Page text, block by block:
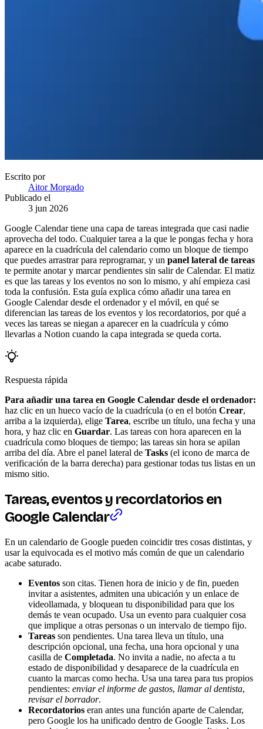
Escrito por
Aitor Morgado
Publicado el
3 jun 2026
Google Calendar tiene una capa de tareas integrada que casi nadie
aprovecha del todo. Cualquier tarea a la que le pongas fecha y hora
aparece en la cuadrícula del calendario como un bloque de tiempo
que puedes arrastrar para reprogramar, y un panel lateral de tareas
te permite anotar y marcar pendientes sin salir de Calendar. El matiz
es que las tareas y los eventos no son lo mismo, y ahí empieza casi
toda la confusión. Esta guía explica cómo añadir una tarea en
Google Calendar desde el ordenador y el móvil, en qué se
diferencian las tareas de los eventos y los recordatorios, por qué a
veces las tareas se niegan a aparecer en la cuadrícula y cómo
llevarlas a Notion cuando la capa integrada se queda corta.
Respuesta rápida
Para añadir una tarea en Google Calendar desde el ordenador:
haz clic en un hueco vacío de la cuadrícula (o en el botón Crear,
arriba a la izquierda), elige Tarea, escribe un título, una fecha y una
hora, y haz clic en Guardar. Las tareas con hora aparecen en la
cuadrícula como bloques de tiempo; las tareas sin hora se apilan
arriba del día. Abre el panel lateral de Tasks (el icono de marca de
verificación de la barra derecha) para gestionar todas tus listas en un
mismo sitio.
Tareas, eventos y recordatorios en
Google Calendar
En un calendario de Google pueden coincidir tres cosas distintas, y
usar la equivocada es el motivo más común de que un calendario
acabe saturado.
Eventos son citas. Tienen hora de inicio y de fin, pueden
invitar a asistentes, admiten una ubicación y un enlace de
videollamada, y bloquean tu disponibilidad para que los
demás te vean ocupado. Usa un evento para cualquier cosa
que implique a otras personas o un intervalo de tiempo fijo.
Tareas son pendientes. Una tarea lleva un título, una
descripción opcional, una fecha, una hora opcional y una
casilla de Completada. No invita a nadie, no afecta a tu
estado de disponibilidad y desaparece de la cuadrícula en
cuanto la marcas como hecha. Usa una tarea para tus propios
pendientes: enviar el informe de gastos, llamar al dentista,
revisar el borrador.
Recordatorios eran antes una función aparte de Calendar,
pero Google los ha unificado dentro de Google Tasks. Los